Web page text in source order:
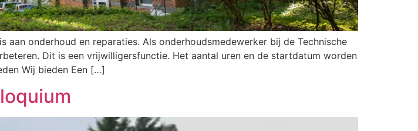
onderhoud en reparaties. Als onderhoudsmedewerker bij de Technische
Dit is een vrijwilligersfunctie. Het aantal uren en de startdatum worden
Wij bieden Een […]